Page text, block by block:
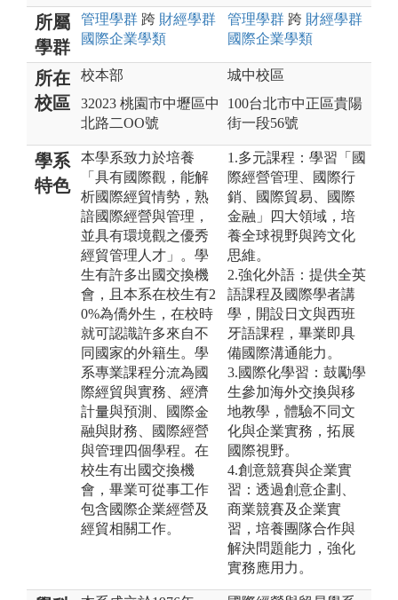
所屬
學群
管理學群 跨 財經學群
國際企業學類
管理學群 跨 財經學群
國際企業學類
所在
校區
校本部
32023 桃園市中壢區中
北路二OO號
城中校區
100台北市中正區貴陽
街一段56號
學系
特色
本學系致力於培養
「具有國際觀，能解
析國際經貿情勢，熟
諳國際經營與管理，
並具有環境觀之優秀
經貿管理人才」。學
生有許多出國交換機
會，且本系在校生有2
0%為僑外生，在校時
就可認識許多來自不
同國家的外籍生。學
系專業課程分流為國
際經貿與實務、經濟
計量與預測、國際金
融與財務、國際經營
與管理四個學程。在
校生有出國交換機
會，畢業可從事工作
包含國際企業經營及
經貿相關工作。
1.多元課程：學習「國
際經營管理、國際行
銷、國際貿易、國際
金融」四大領域，培
養全球視野與跨文化
思維。
2.強化外語：提供全英
語課程及國際學者講
學，開設日文與西班
牙語課程，畢業即具
備國際溝通能力。
3.國際化學習：鼓勵學
生參加海外交換與移
地教學，體驗不同文
化與企業實務，拓展
國際視野。
4.創意競賽與企業實
習：透過創意企劃、
商業競賽及企業實
習，培養團隊合作與
解決問題能力，強化
實務應用力。